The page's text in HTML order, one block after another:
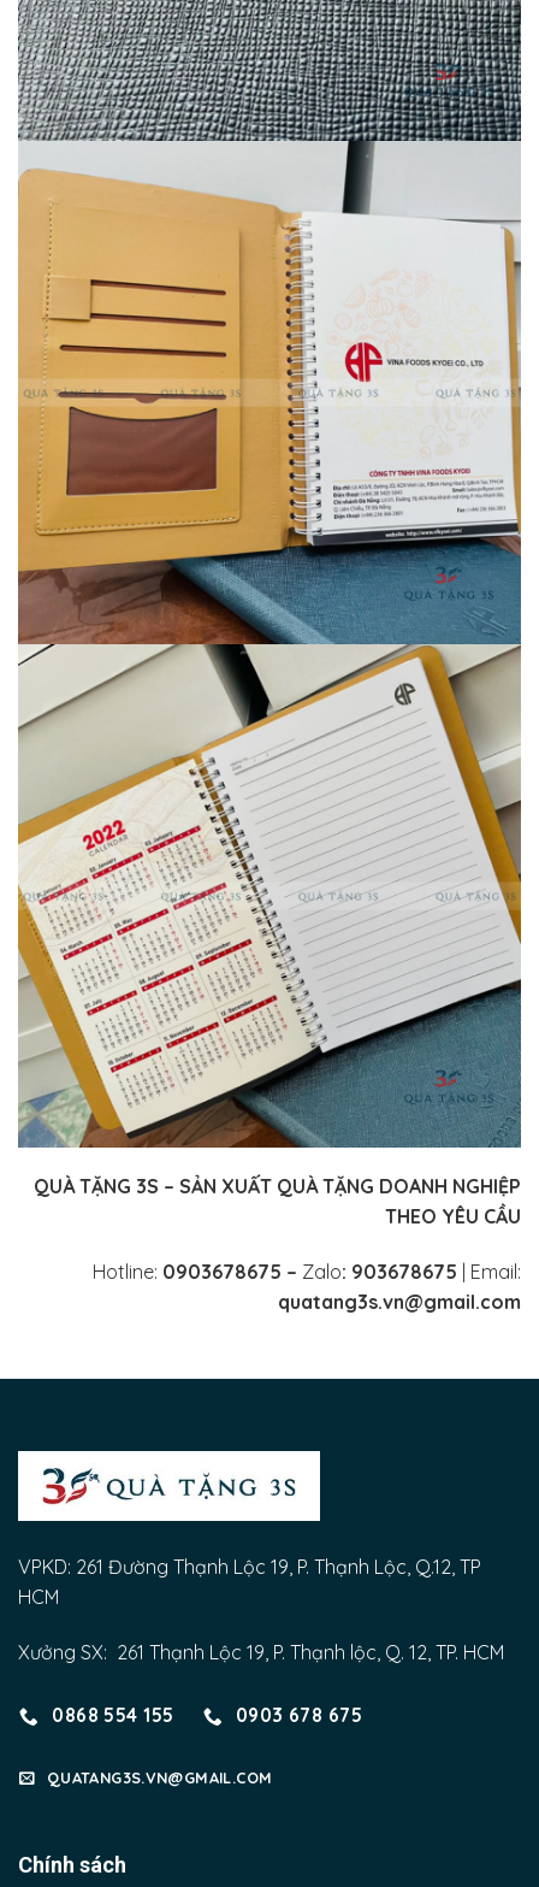
QUÀ TẶNG 3S – SẢN XUẤT QUÀ TẶNG DOANH NGHIỆP
THEO YÊU CẦU
Hotline: 0903678675 – Zalo: 903678675 | Email:
quatang3s.vn@gmail.com
VPKD: 261 Đường Thạnh Lộc 19, P. Thạnh Lộc, Q.12, TP
HCM
Xưởng SX: 261 Thạnh Lộc 19, P. Thạnh lộc, Q. 12, TP. HCM
0868 554 155 0903 678 675
QUATANG3S.VN@GMAIL.COM
Chính sách